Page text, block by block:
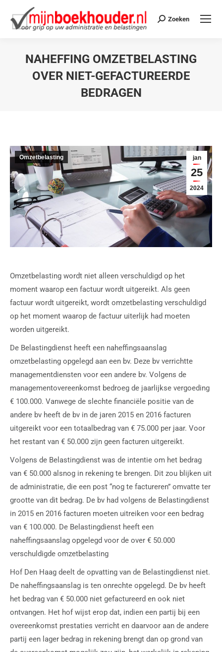
Zoeken
NAHEFFING OMZETBELASTING
OVER NIET-GEFACTUREERDE
BEDRAGEN
jan
25
2024
Omzetbelasting
Omzetbelasting wordt niet alleen verschuldigd op het
moment waarop een factuur wordt uitgereikt. Als geen
factuur wordt uitgereikt, wordt omzetbelasting verschuldigd
op het moment waarop de factuur uiterlijk had moeten
worden uitgereikt.
De Belastingdienst heeft een naheffingsaanslag
omzetbelasting opgelegd aan een bv. Deze bv verrichtte
managementdiensten voor een andere bv. Volgens de
managementovereenkomst bedroeg de jaarlijkse vergoeding
€ 100.000. Vanwege de slechte financiële positie van de
andere bv heeft de bv in de jaren 2015 en 2016 facturen
uitgereikt voor een totaalbedrag van € 75.000 per jaar. Voor
het restant van € 50.000 zijn geen facturen uitgereikt.
Volgens de Belastingdienst was de intentie om het bedrag
van € 50.000 alsnog in rekening te brengen. Dit zou blijken uit
de administratie, die een post “nog te factureren” omvatte ter
grootte van dit bedrag. De bv had volgens de Belastingdienst
in 2015 en 2016 facturen moeten uitreiken voor een bedrag
van € 100.000. De Belastingdienst heeft een
naheffingsaanslag opgelegd voor de over € 50.000
verschuldigde omzetbelasting
Hof Den Haag deelt de opvatting van de Belastingdienst niet.
De naheffingsaanslag is ten onrechte opgelegd. De bv heeft
het bedrag van € 50.000 niet gefactureerd en ook niet
ontvangen. Het hof wijst erop dat, indien een partij bij een
overeenkomst prestaties verricht en daarvoor aan de andere
partij een lager bedrag in rekening brengt dan op grond van